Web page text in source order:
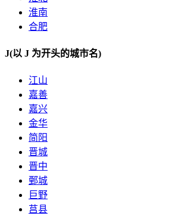
淮南
合肥
J(以 J 为开头的城市名)
江山
嘉善
嘉兴
金华
简阳
晋城
晋中
鄄城
巨野
莒县